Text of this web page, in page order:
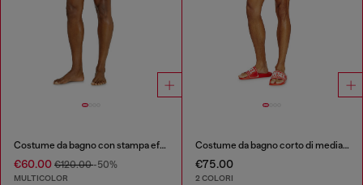
Costume da bagno con stampa effetto usurato e maxi logo
€60.00 €120.00-50%
MULTICOLOR
Costume da bagno corto di media lunghezza con logo sagomato.
€75.00
2 COLORI